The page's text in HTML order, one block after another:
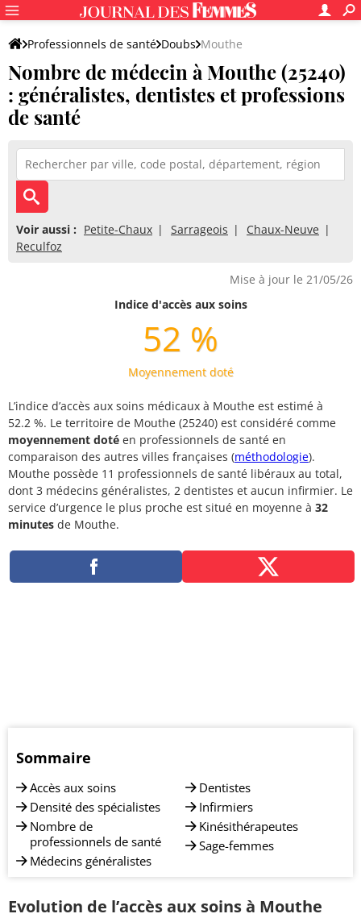
Professionnels de santé Doubs Mouthe
Nombre de médecin à Mouthe (25240)
: généralistes, dentistes et professions
de santé
Voir aussi : Petite-Chaux Sarrageois
Chaux-Neuve
Reculfoz
Mise à jour le 21/05/26
Indice d'accès aux soins
52 %
Moyennement doté
L’indice d’accès aux soins médicaux à Mouthe est estimé à
52.2 %. Le territoire de Mouthe (25240) est considéré comme
moyennement doté en professionnels de santé en
comparaison des autres villes françaises (méthodologie).
Mouthe possède 11 professionnels de santé libéraux au total,
dont 3 médecins généralistes, 2 dentistes et aucun infirmier. Le
service d’urgence le plus proche est situé en moyenne à 32
minutes de Mouthe.
Sommaire
Accès aux soins
Densité des spécialistes
Nombre de
professionnels de santé
Médecins généralistes
Dentistes
Infirmiers
Kinésithérapeutes
Sage-femmes
Evolution de l’accès aux soins à Mouthe